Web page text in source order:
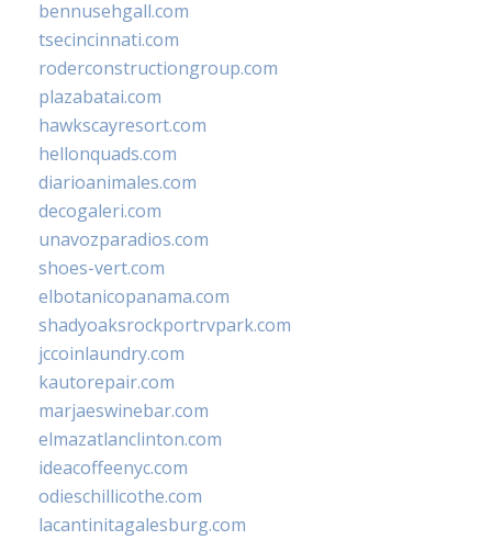
bennusehgall.com
tsecincinnati.com
roderconstructiongroup.com
plazabatai.com
hawkscayresort.com
hellonquads.com
diarioanimales.com
decogaleri.com
unavozparadios.com
shoes-vert.com
elbotanicopanama.com
shadyoaksrockportrvpark.com
jccoinlaundry.com
kautorepair.com
marjaeswinebar.com
elmazatlanclinton.com
ideacoffeenyc.com
odieschillicothe.com
lacantinitagalesburg.com